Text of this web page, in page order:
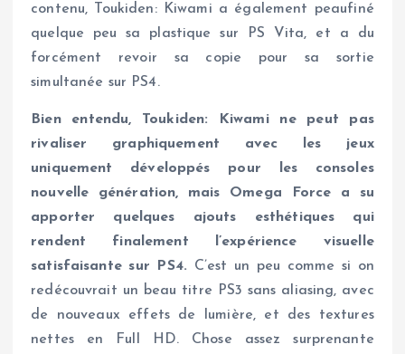
contenu, Toukiden: Kiwami a également peaufiné
quelque peu sa plastique sur PS Vita, et a du
forcément revoir sa copie pour sa sortie
simultanée sur PS4.
Bien entendu, Toukiden: Kiwami ne peut pas
rivaliser graphiquement avec les jeux
uniquement développés pour les consoles
nouvelle génération, mais Omega Force a su
apporter quelques ajouts esthétiques qui
rendent finalement l’expérience visuelle
satisfaisante sur PS4. C’est un peu comme si on
redécouvrait un beau titre PS3 sans aliasing, avec
de nouveaux effets de lumière, et des textures
nettes en Full HD. Chose assez surprenante